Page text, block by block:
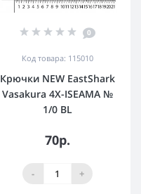
0
Код товара: 115010
Крючки NEW EastShark
Vasakura 4X-ISEAMA №
1/0 BL
70р.
- +